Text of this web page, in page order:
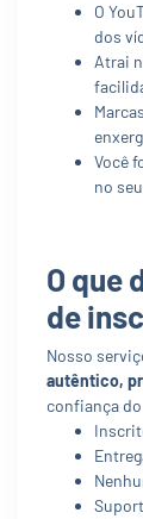
O
dos
Atrai
Você
no
O que
de
Nosso
autêntico,
confiança do